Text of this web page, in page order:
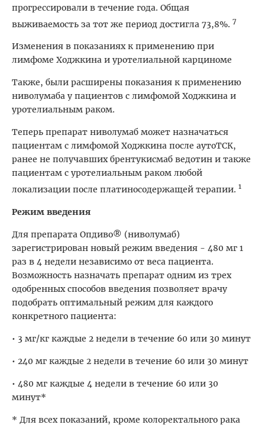
прогрессировали в течение года. Общая
выживаемость за тот же период достигла 73,8%. 7
Изменения в показаниях к применению при
лимфоме Ходжкина и уротелиальной карциноме
Также, были расширены показания к применению
ниволумаба у пациентов с лимфомой Ходжкина и
уротелиальным раком.
Теперь препарат ниволумаб может назначаться
пациентам с лимфомой Ходжкина после аутоТСК,
ранее не получавших брентукисмаб ведотин и также
пациентам с уротелиальным раком любой
локализации после платиносодержащей терапии. 1
Режим введения
Для препарата Опдиво® (ниволумаб)
зарегистрирован новый режим введения - 480 мг 1
раз в 4 недели независимо от веса пациента.
Возможность назначать препарат одним из трех
одобренных способов введения позволяет врачу
подобрать оптимальный режим для каждого
конкретного пациента:
• 3 мг/кг каждые 2 недели в течение 60 или 30 минут
• 240 мг каждые 2 недели в течение 60 или 30 минут
• 480 мг каждые 4 недели в течение 60 или 30
минут*
* Для всех показаний, кроме колоректального рака